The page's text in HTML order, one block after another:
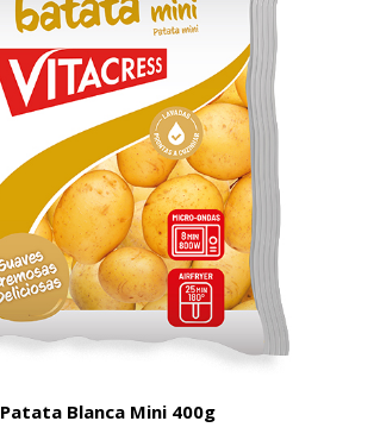
Patata Blanca Mini 400g